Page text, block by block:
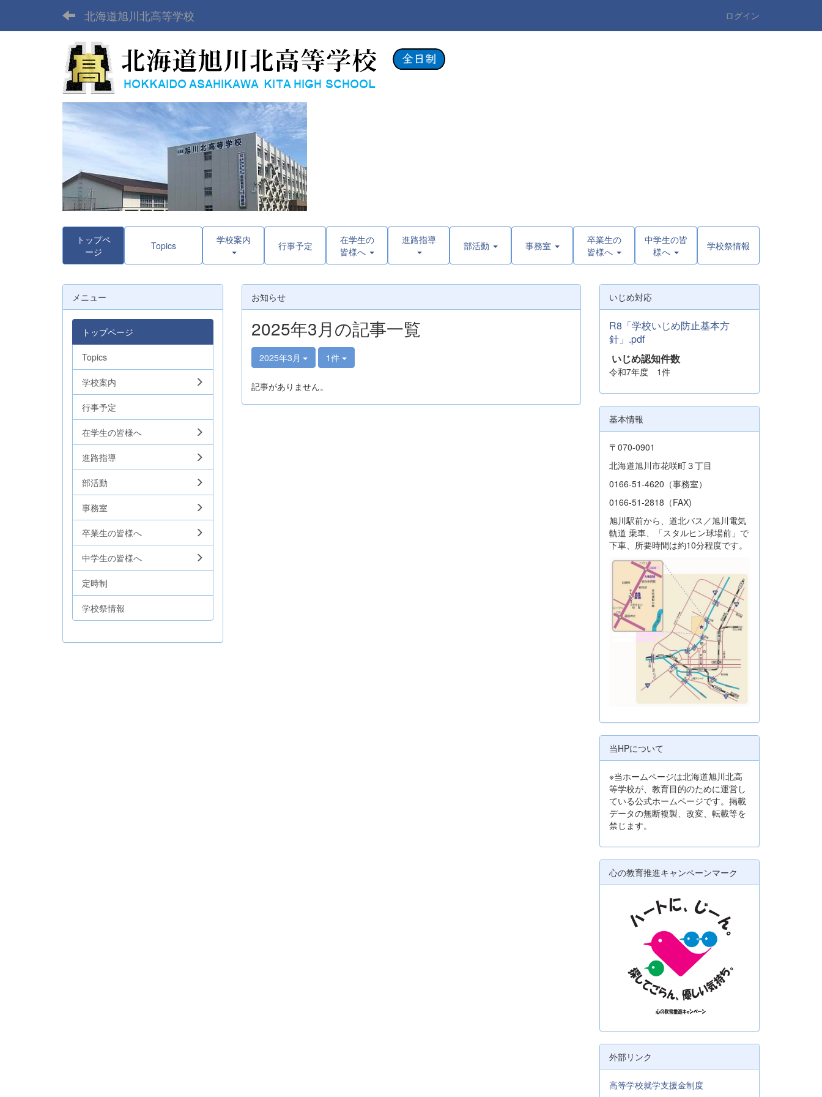
北海道旭川北高等学校 ログイン
トップペ
ージ
Topics 学校案内 行事予定
在学生の
皆様へ
進路指導 部活動 事務室
卒業生の
皆様へ
中学生の皆
様へ
学校祭情報
お知らせ
2025年3月の記事一覧
2025年3月 1件
記事がありません。
メニュー
トップページ
Topics
学校案内
行事予定
在学生の皆様へ
進路指導
部活動
事務室
卒業生の皆様へ
中学生の皆様へ
定時制
学校祭情報
いじめ対応
R8「学校いじめ防止基本方
針」.pdf
いじめ認知件数
令和7年度 1件
基本情報
〒070-0901
北海道旭川市花咲町３丁目
0166-51-4620（事務室）
0166-51-2818（FAX)
旭川駅前から、道北バス／旭川電気
軌道 乗車、「スタルヒン球場前」で
下車、所要時間は約10分程度です。
当HPについて
※当ホームページは北海道旭川北高
等学校が、教育目的のために運営し
ている公式ホームページです。掲載
データの無断複製、改変、転載等を
禁じます。
心の教育推進キャンペーンマーク
外部リンク
高等学校就学支援金制度